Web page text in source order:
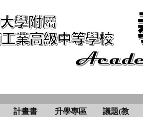
計畫書
升學專區
議題(教